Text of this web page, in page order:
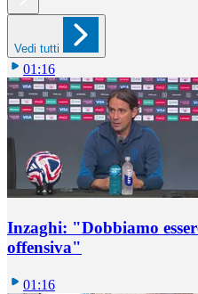
Vedi tutti
01:16
Inzaghi: "Dobbiamo
offensiva"
01:16